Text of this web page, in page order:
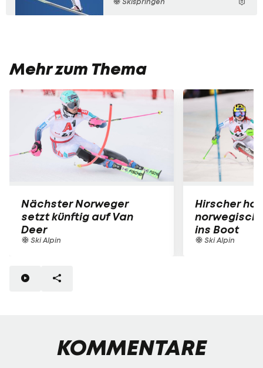
Mehr zum Thema
Nächster Norweger
setzt künftig auf Van
Deer
Ski Alpin
Hirscher
ins Boot
Ski Alpin
KOMMENTARE